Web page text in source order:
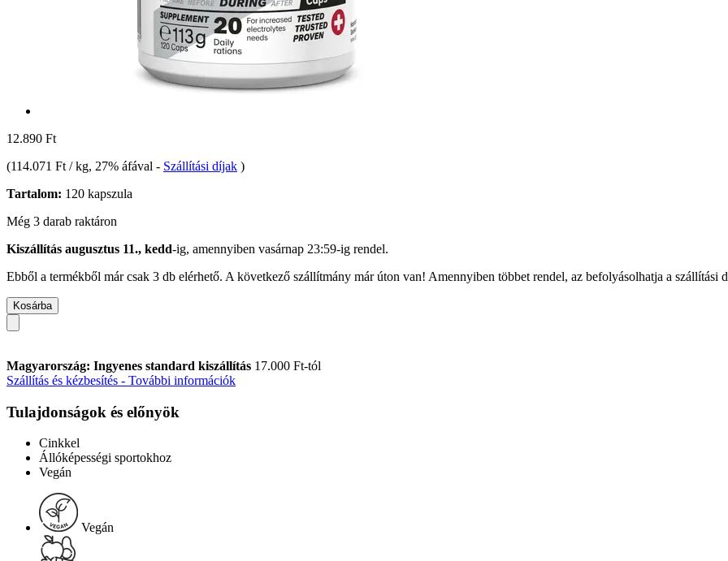
12.890 Ft
(114.071 Ft / kg, 27% áfával - Szállítási díjak )
Tartalom: 120 kapszula
Még 3 darab raktáron
Kiszállítás augusztus 11., kedd-ig, amennyiben vasárnap 23:59-ig rendel.
Ebből a termékből már csak 3 db elérhető. A következő szállítmány már úton van! Amennyiben többet rendel, az befolyásolhatja a szállítási
Kosárba
Magyarország: Ingyenes standard kiszállítás 17.000 Ft-tól
Szállítás és kézbesítés - További információk
Tulajdonságok és előnyök
Cinkkel
Állóképességi sportokhoz
Vegán
Vegán